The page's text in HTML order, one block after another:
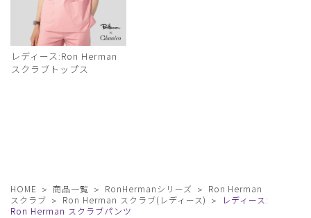
レディース:Ron Herman
スクラブトップス
HOME 商品一覧 RonHermanシリーズ
Ron Herman
スクラブ
Ron Herman スクラブ(レディース)
レディース:
Ron Herman スクラブパンツ